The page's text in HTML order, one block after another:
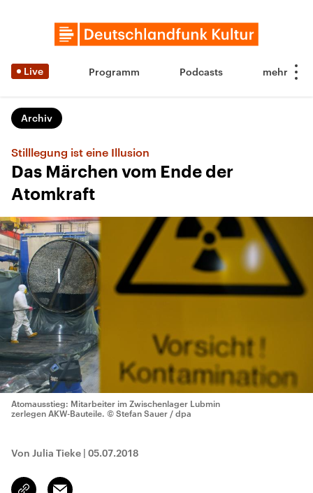
Live Programm Podcasts
Archiv
Stilllegung ist eine Illusion
Das Märchen vom Ende der
Atomkraft
Atomausstieg: Mitarbeiter im Zwischenlager Lubmin
zerlegen AKW-Bauteile. © Stefan Sauer / dpa
Von Julia Tieke | 05.07.2018
Link
Email